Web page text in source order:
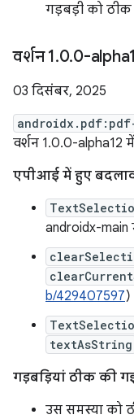
गड़बड़ी को ठीक
वर्शन 1.0.0-
03 दिसंबर, 2025
वर्शन 1.0.0-alpha12 में
एपीआई में हुए
androidx-
b/429407597)
textAsString
गड़बड़ियां ठीक की
उस समस्या को